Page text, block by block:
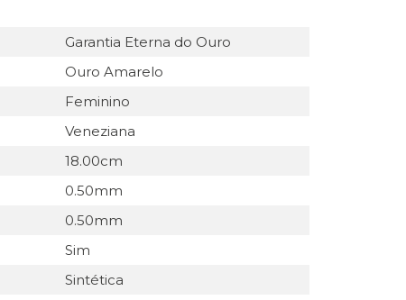
Garantia Eterna do Ouro
Ouro Amarelo
Feminino
Veneziana
18.00cm
0.50mm
0.50mm
Sim
Sintética